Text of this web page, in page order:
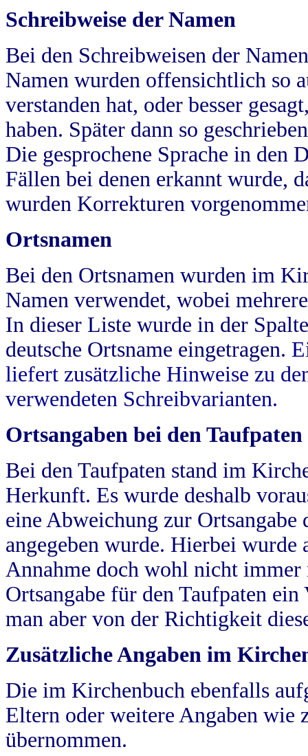
Schreibweise der Namen
Bei den Schreibweisen der
Namen wurden offensichtlich so
verstanden hat, oder besser
haben. Später dann so
Die gesprochene Sprache in
Fällen bei denen erkannt wurde,
wurden Korrekturen
Ortsnamen
Bei den Ortsnamen wurden im
Namen verwendet, wobei
In dieser Liste wurde in der
deutsche Ortsname eingetragen.
liefert zusätzliche Hinweise zu
verwendeten Schreibvarianten.
Ortsangaben bei den Taufpaten
Bei den Taufpaten stand im
Herkunft. Es wurde deshalb
eine Abweichung zur
angegeben wurde. Hierbei wurde
Annahme doch wohl nicht
Ortsangabe für den Taufpaten
man aber von der Richtigkeit
Zusätzliche Angaben im
Die im Kirchenbuch ebenfalls
Eltern oder weitere Angaben wie
übernommen.